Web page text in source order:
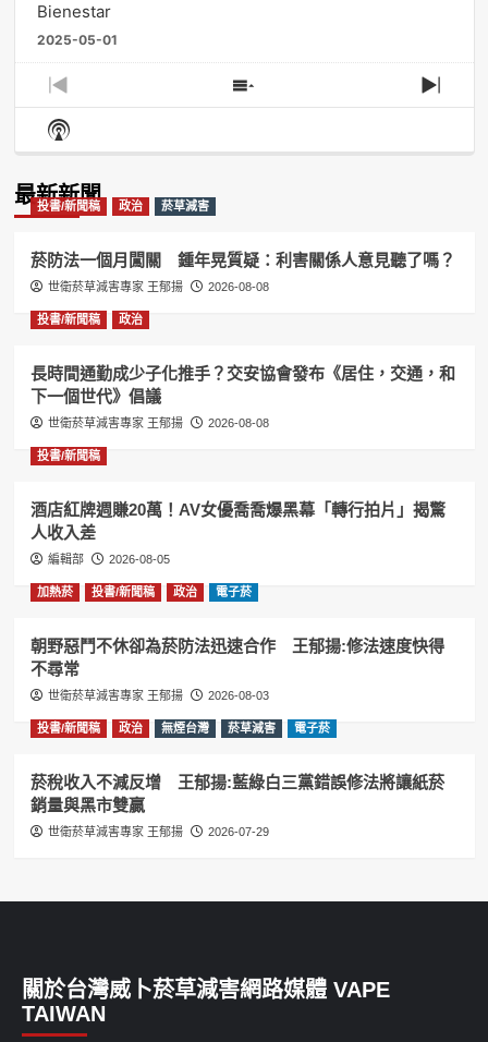
Bienestar
2025-05-01
Previous
Episode
Show
Episodes
Next
Show
Podcast
最新新聞
投書/新聞稿 政治 菸草減害
菸防法一個月闖關 鍾年晃質疑：利害關係人意見聽了嗎？
世衛菸草減害專家 王郁揚 2026-08-08
投書/新聞稿 政治
長時間通勤成少子化推手？交安協會發布《居住，交通，和
下一個世代》倡議
世衛菸草減害專家 王郁揚 2026-08-08
投書/新聞稿
酒店紅牌週賺20萬！AV女優喬喬爆黑幕「轉行拍片」揭驚
人收入差
編輯部 2026-08-05
加熱菸 投書/新聞稿 政治 電子菸
朝野惡鬥不休卻為菸防法迅速合作 王郁揚:修法速度快得
不尋常
世衛菸草減害專家 王郁揚 2026-08-03
投書/新聞稿 政治 無煙台灣 菸草減害 電子菸
菸稅收入不減反增 王郁揚:藍綠白三黨錯誤修法將讓紙菸
銷量與黑市雙贏
世衛菸草減害專家 王郁揚 2026-07-29
關於台灣威卜菸草減害網路媒體 VAPE
TAIWAN